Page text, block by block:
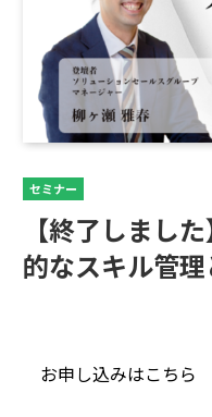
セミナー
【終了しまし
的なスキル管
お申し込みはこちら